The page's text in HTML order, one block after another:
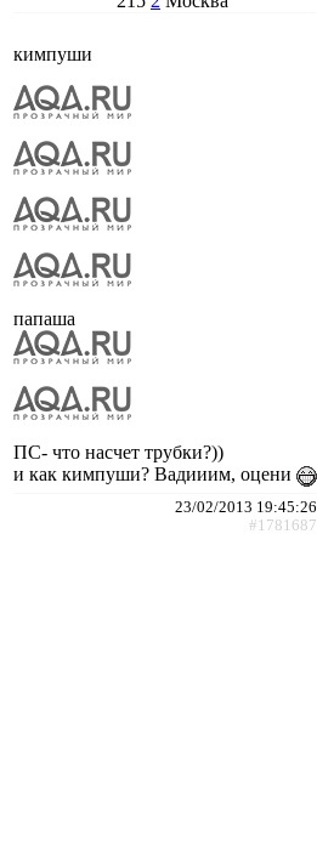
кимпуши
папаша
ПС- что насчет трубки?))
и как кимпуши? Вадииим, оцени
23/02/2013 19:45:26
#1781687